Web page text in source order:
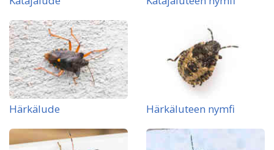
Härkälude Härkäluteen nymfi